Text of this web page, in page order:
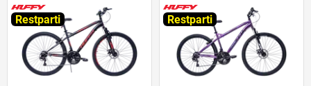
Restparti Restparti